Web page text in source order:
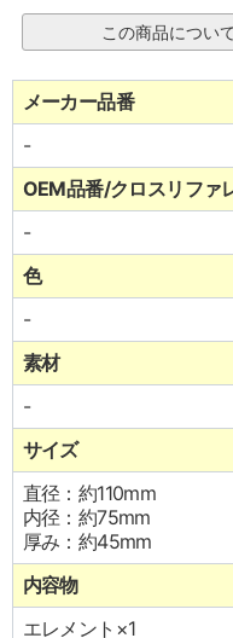
メーカー品番
-
OEM品番/クロスリファ
-
色
-
素材
-
サイズ
直径：約110mm
内径：約75mm
厚み：約45mm
内容物
エレメント×1